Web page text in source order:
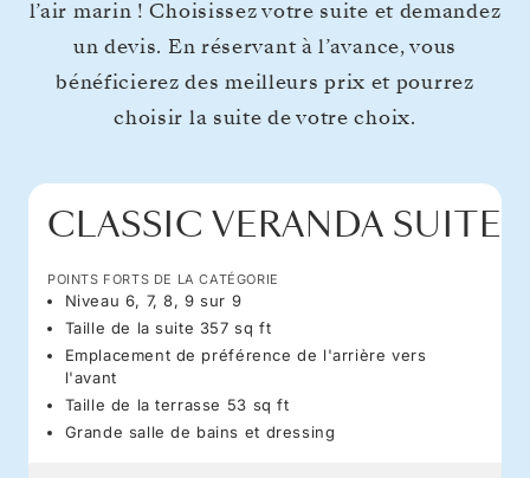
l’air marin ! Choisissez votre suite et demandez
un devis. En réservant à l’avance, vous
bénéficierez des meilleurs prix et pourrez
choisir la suite de votre choix.
CLASSIC VERANDA SUITE
POINTS FORTS DE LA CATÉGORIE
Niveau 6, 7, 8, 9 sur 9
Taille de la suite 357 sq ft
Emplacement de préférence de l'arrière vers
l'avant
Taille de la terrasse 53 sq ft
Grande salle de bains et dressing